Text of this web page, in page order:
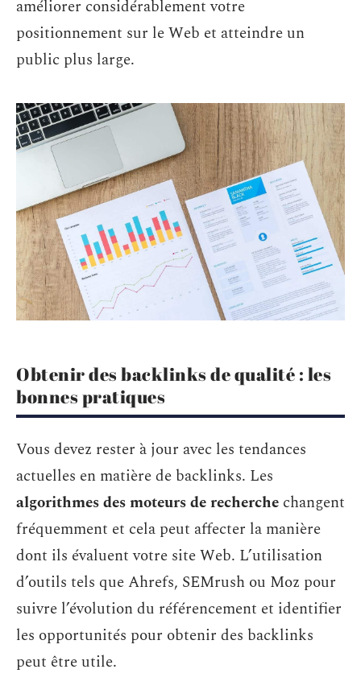
améliorer considérablement votre
positionnement sur le Web et atteindre un
public plus large.
Obtenir des backlinks de qualité : les
bonnes pratiques
Vous devez rester à jour avec les tendances
actuelles en matière de backlinks. Les
algorithmes des moteurs de recherche changent
fréquemment et cela peut affecter la manière
dont ils évaluent votre site Web. L’utilisation
d’outils tels que Ahrefs, SEMrush ou Moz pour
suivre l’évolution du référencement et identifier
les opportunités pour obtenir des backlinks
peut être utile.